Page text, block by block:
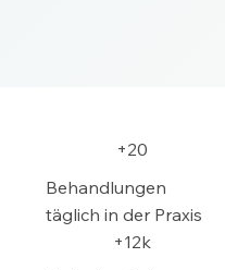
+20
Behandlungen
täglich in der Praxis
+12k